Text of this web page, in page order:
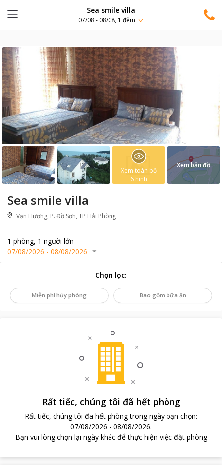
Sea smile villa
07/08 - 08/08, 1 đêm
Sea smile villa
Vạn Hương, P. Đồ Sơn, TP Hải Phòng
1 phòng, 1 người lớn
07/08/2026 - 08/08/2026
Xem toàn bộ
6 hình
Xem bản đồ
Chọn lọc:
Miễn phí hủy phòng Bao gồm bữa ăn
Rất tiếc, chúng tôi đã hết phòng
Rất tiếc, chúng tôi đã hết phòng trong ngày bạn chọn:
07/08/2026 - 08/08/2026.
Bạn vui lòng chọn lại ngày khác để thực hiện việc đặt phòng